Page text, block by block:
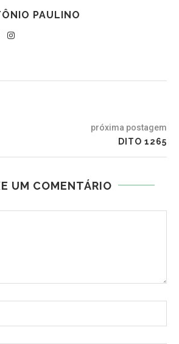
PAULINO
próxima postagem
DITO 1265
UM COMENTÁRIO